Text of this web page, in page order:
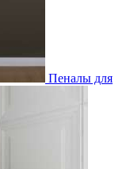
Пеналы для